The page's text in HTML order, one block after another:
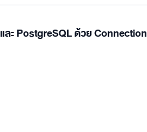
ะ PostgreSQL ด้วย Connection